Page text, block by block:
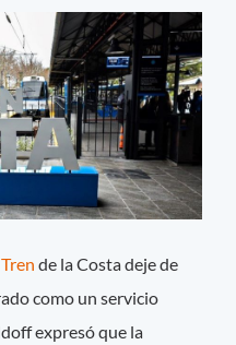
Trende la Costa deje de
como un servicio
expresó que la